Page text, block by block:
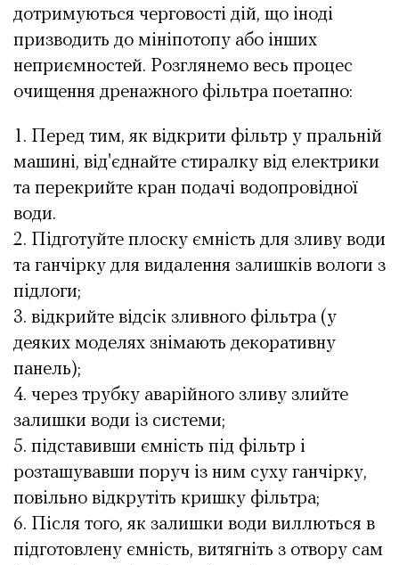
дотримуються черговості дій, що іноді
призводить до мініпотопу або інших
неприємностей. Розглянемо весь процес
очищення дренажного фільтра поетапно:
Перед тим, як відкрити фільтр у пральній
машині, від'єднайте стиралку від електрики
та перекрийте кран подачі водопровідної
води.
Підготуйте плоску ємність для зливу води
та ганчірку для видалення залишків вологи з
підлоги;
відкрийте відсік зливного фільтра (у
деяких моделях знімають декоративну
панель);
через трубку аварійного зливу злийте
залишки води із системи;
підставивши ємність під фільтр і
розташувавши поруч із ним суху ганчірку,
повільно відкрутіть кришку фільтра;
Після того, як залишки води виллються в
підготовлену ємність, витягніть з отвору сам